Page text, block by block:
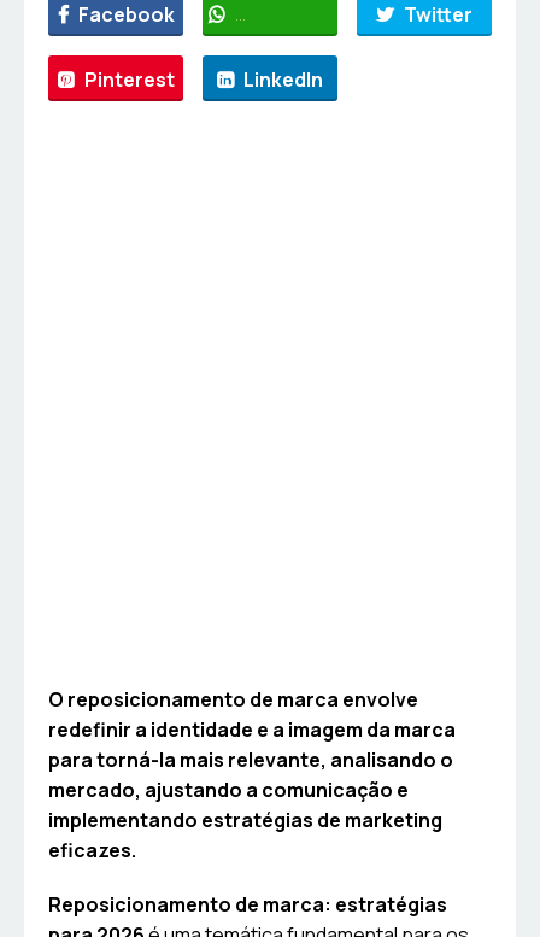
Facebook WhatsApp Twitter
Pinterest LinkedIn
O reposicionamento de marca envolve
redefinir a identidade e a imagem da marca
para torná-la mais relevante, analisando o
mercado, ajustando a comunicação e
implementando estratégias de marketing
eficazes.
Reposicionamento de marca: estratégias